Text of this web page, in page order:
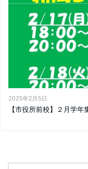
2025年2月5日
【市役所前校】２月学